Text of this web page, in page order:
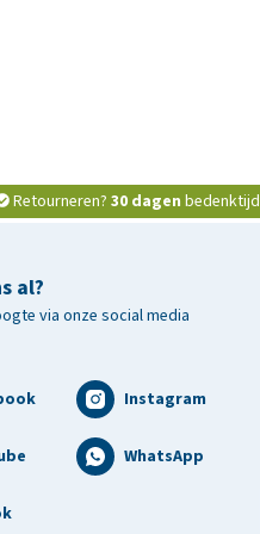
Retourneren? 30 dagen bedenktijd
al?
via onze social media
Instagram
WhatsApp